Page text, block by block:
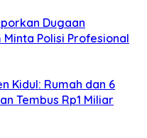
Dugaan
Polisi Profesional
Kidul: Rumah dan 6
Tembus Rp1 Miliar